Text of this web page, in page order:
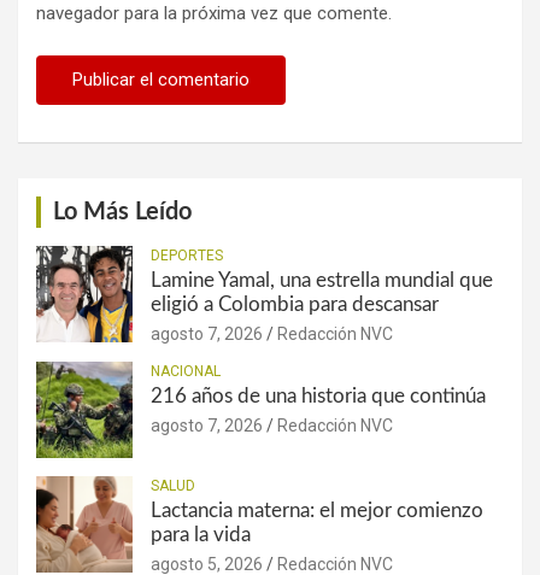
navegador para la próxima vez que comente.
Lo Más Leído
DEPORTES
Lamine Yamal, una estrella mundial que
eligió a Colombia para descansar
agosto 7, 2026 Redacción NVC
NACIONAL
216 años de una historia que continúa
agosto 7, 2026 Redacción NVC
SALUD
Lactancia materna: el mejor comienzo
para la vida
agosto 5, 2026 Redacción NVC